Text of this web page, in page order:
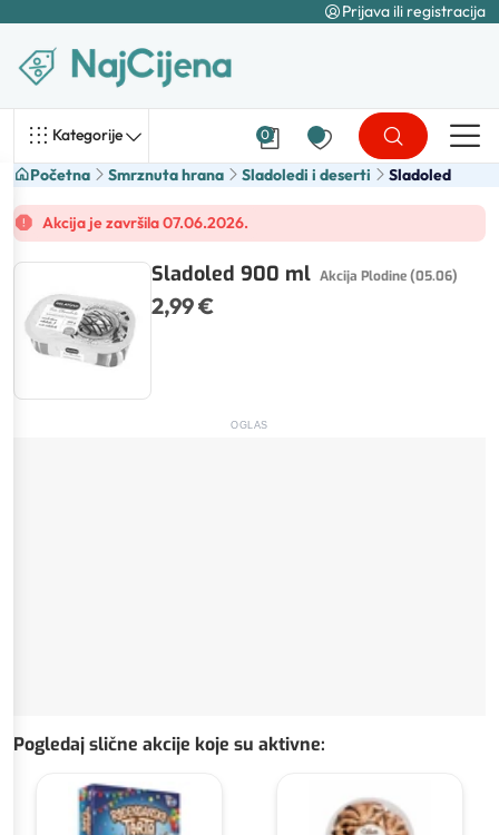
Prijava ili registracija
Kategorije 0
Početna Smrznuta hrana Sladoledi i deserti Sladoled
Akcija je završila 07.06.2026.
Sladoled 900 ml Akcija Plodine (05.06)
2,99 €
OGLAS
Pogledaj slične akcije koje su aktivne: